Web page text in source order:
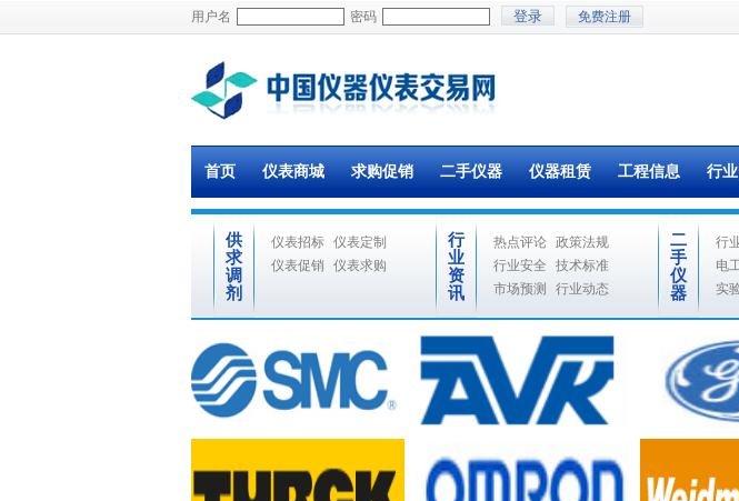
用户名 密码 免费注册
首页 仪表商城 求购促销 二手仪器 仪器租赁 工程信息 行
供
求
调
剂
仪表招标 仪表定制
仪表促销
仪表求购
行
业
资
讯
热点评论 政策法规
行业安全
技术标准
市场预测
行业动态
二
手
仪
器
行
电
实